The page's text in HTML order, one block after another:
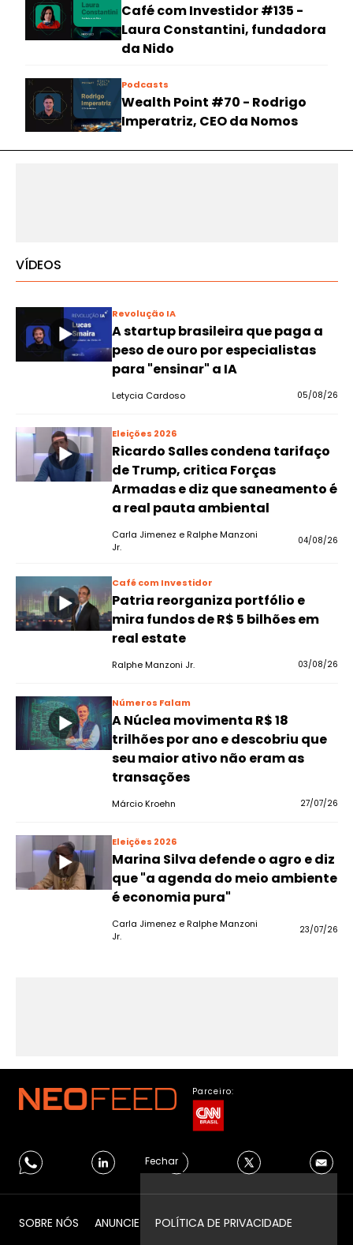
Café com Investidor #135 -
Laura Constantini, fundadora
da Nido
Podcasts
Wealth Point #70 - Rodrigo
Imperatriz, CEO da Nomos
VÍDEOS
Revolução IA
A startup brasileira que paga a
peso de ouro por especialistas
para "ensinar" a IA
Letycia Cardoso 05/08/26
Eleições 2026
Ricardo Salles condena tarifaço
de Trump, critica Forças
Armadas e diz que saneamento é
a real pauta ambiental
Carla Jimenez e Ralphe Manzoni
Jr.
04/08/26
Café com Investidor
Patria reorganiza portfólio e
mira fundos de R$ 5 bilhões em
real estate
Ralphe Manzoni Jr. 03/08/26
Números Falam
A Núclea movimenta R$ 18
trilhões por ano e descobriu que
seu maior ativo não eram as
transações
Márcio Kroehn 27/07/26
Eleições 2026
Marina Silva defende o agro e diz
que "a agenda do meio ambiente
é economia pura"
Carla Jimenez e Ralphe Manzoni
Jr.
23/07/26
Fechar
Parceiro:
SOBRE NÓS ANUNCIE POLÍTICA DE PRIVACIDADE